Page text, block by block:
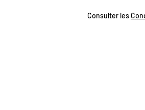
Consulter les